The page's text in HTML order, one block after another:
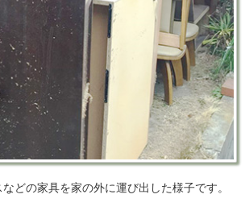
どの家具を家の外に運び出した様子です。